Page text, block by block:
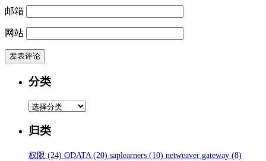
邮箱
网站
分类
分
归类
权限 (24) ODATA (20) saplearners (10) netweaver gateway (8)